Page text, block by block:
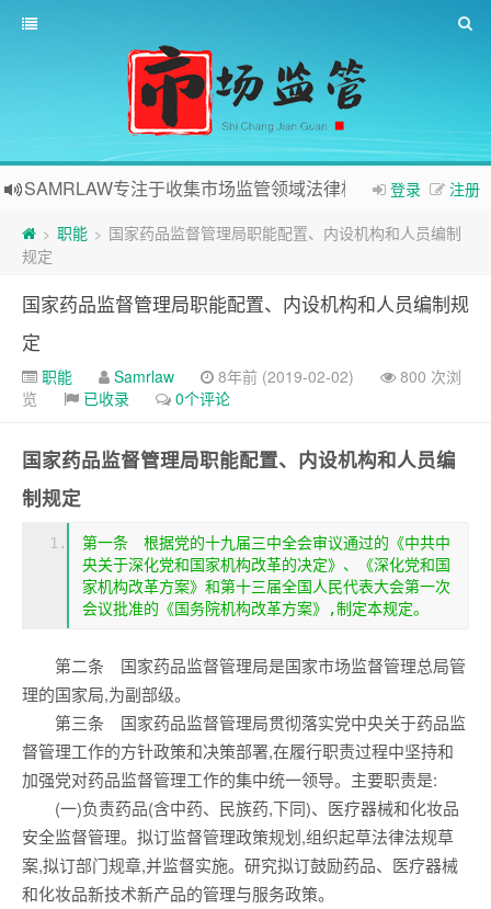
登录 注册
SAMRLAW专注于收集市场监管领域法律相关内容
> 职能 > 国家药品监督管理局职能配置、内设机构和人员编制
规定
国家药品监督管理局职能配置、内设机构和人员编制规
定
职能 Samrlaw 8年前 (2019-02-02)
800 次浏
览
已收录 0个评论
国家药品监督管理局职能配置、内设机构和人员编
制规定
第一条　根据党的十九届三中全会审议通过的《中共中
央关于深化党和国家机构改革的决定》、《深化党和国
家机构改革方案》和第十三届全国人民代表大会第一次
会议批准的《国务院机构改革方案》,制定本规定。
第二条 国家药品监督管理局是国家市场监督管理总局管
理的国家局,为副部级。
第三条 国家药品监督管理局贯彻落实党中央关于药品监
督管理工作的方针政策和决策部署,在履行职责过程中坚持和
加强党对药品监督管理工作的集中统一领导。主要职责是:
(一)负责药品(含中药、民族药,下同)、医疗器械和化妆品
安全监督管理。拟订监督管理政策规划,组织起草法律法规草
案,拟订部门规章,并监督实施。研究拟订鼓励药品、医疗器械
和化妆品新技术新产品的管理与服务政策。